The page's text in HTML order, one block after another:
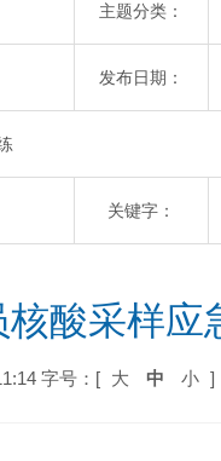
主题分类：
发布日期：
关键字：
酸采样应
字号：[ 大 中 小 ]